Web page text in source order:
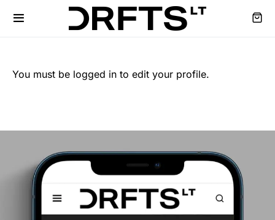
You must be logged in to edit your profile.